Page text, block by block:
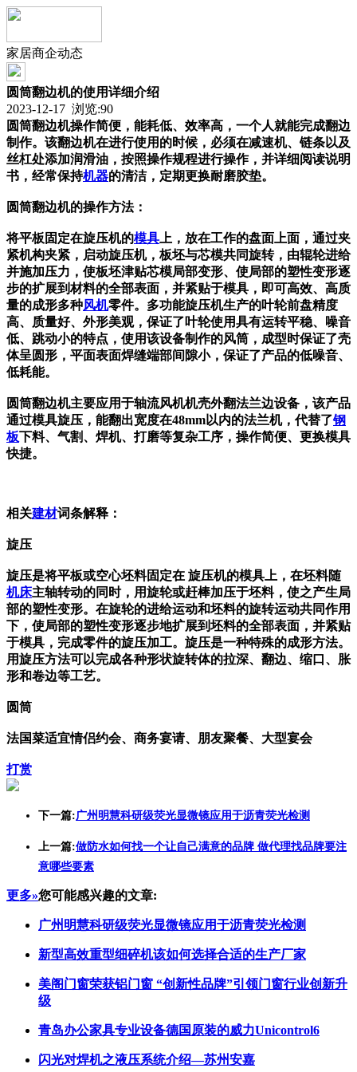
家居商企动态
圆筒翻边机的使用详细介绍
2023-12-17 浏览:90
圆筒翻边机操作简便，能耗低、效率高，一个人就能完成翻边
制作。该翻边机在进行使用的时候，必须在减速机、链条以及
丝杠处添加润滑油，按照操作规程进行操作，并详细阅读说明
书，经常保持机器的清洁，定期更换耐磨胶垫。
圆筒翻边机的操作方法：
将平板固定在旋压机的模具 上，放在工作的盘面上面，通过夹
紧机构夹紧，启动旋压机，板坯与芯模共同旋转，由辊轮进给
并施加压力，使板坯津贴芯模局部变形、使局部的塑性变形逐
步的扩展到材料的全部表面，并紧贴于模具，即可高效、高质
量的成形多种风机零件。多功能旋压机生产的叶轮前盘精度
高、质量好、外形美观，保证了叶轮使用具有运转平稳、噪音
低、跳动小的特点，使用该设备制作的风筒，成型时保证了壳
体呈圆形，平面表面焊缝端部间隙小，保证了产品的低噪音、
低耗能。
圆筒翻边机主要应用于轴流风机机壳外翻法兰边设备，该产品
通过模具旋压，能翻出宽度在48mm以内的法兰机，代替了钢
板下料、气割、焊机、打磨等复杂工序，操作简便、更换模具
快捷。
相关建材词条解释：
旋压
旋压是将平板或空心坯料固定在 旋压机的模具上，在坯料随
机床主轴转动的同时，用旋轮或赶棒加压于坯料，使之产生局
部的塑性变形。在旋轮的进给运动和坯料的旋转运动共同作用
下，使局部的塑性变形逐步地扩展到坯料的全部表面，并紧贴
于模具，完成零件的旋压加工。旋压是一种特殊的成形方法。
用旋压方法可以完成各种形状旋转体的拉深、翻边、缩口、胀
形和卷边等工艺。
圆筒
法国菜适宜情侣约会、商务宴请、朋友聚餐、大型宴会
打赏
下一篇:广州明慧科研级荧光显微镜应用于沥青荧光检测
上一篇:做防水如何找一个让自己满意的品牌 做代理找品牌要注
意哪些要素
更多»您可能感兴趣的文章:
广州明慧科研级荧光显微镜应用于沥青荧光检测
新型高效重型细碎机该如何选择合适的生产厂家
美阁门窗荣获铝门窗 “创新性品牌”引领门窗行业创新升
级
青岛办公家具专业设备德国原装的威力Unicontrol6
闪光对焊机之液压系统介绍—苏州安嘉